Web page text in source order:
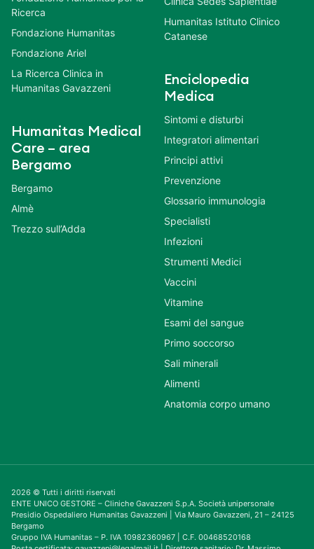
Ricerca
Fondazione Humanitas
Fondazione Ariel
La Ricerca Clinica in
Humanitas Gavazzeni
Humanitas Medical
Care – area
Bergamo
Bergamo
Almè
Trezzo sull’Adda
Humanitas Istituto Clinico
Catanese
Enciclopedia
Medica
Sintomi e disturbi
Integratori alimentari
Principi attivi
Prevenzione
Glossario immunologia
Specialisti
Infezioni
Strumenti Medici
Vaccini
Vitamine
Esami del sangue
Primo soccorso
Sali minerali
Alimenti
Anatomia corpo umano
2026 © Tutti i diritti riservati
ENTE UNICO GESTORE – Cliniche Gavazzeni S.p.A. Società unipersonale
Presidio Ospedaliero Humanitas Gavazzeni | Via Mauro Gavazzeni, 21 – 24125
Bergamo
Gruppo IVA Humanitas – P. IVA 10982360967 | C.F. 00468520168